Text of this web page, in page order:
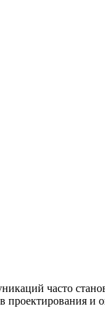
часто
проектирования и